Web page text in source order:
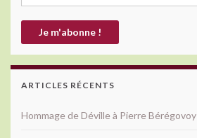
ARTICLES RÉCENTS
Hommage de Déville à Pierre Bérégovoy